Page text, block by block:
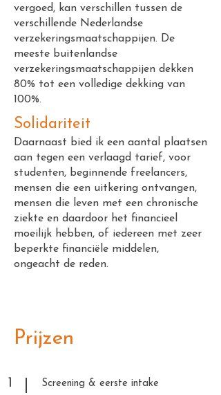
vergoed, kan verschillen tussen de
verschillende Nederlandse
verzekeringsmaatschappijen. De
meeste buitenlandse
verzekeringsmaatschappijen dekken
80% tot een volledige dekking van
100%.
Solidariteit
Daarnaast bied ik een aantal plaatsen
aan tegen een verlaagd tarief, voor
studenten, beginnende freelancers,
mensen die een uitkering ontvangen,
mensen die leven met een chronische
ziekte en daardoor het financieel
moeilijk hebben, of iedereen met zeer
beperkte financiële middelen,
ongeacht de reden.
Prijzen
1 Screening & eerste intake